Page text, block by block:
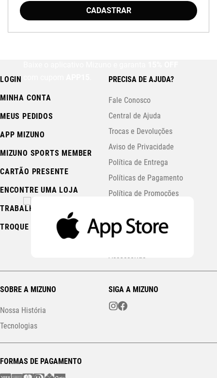
CADASTRAR
LOGIN
MINHA CONTA
MEUS PEDIDOS
APP MIZUNO
MIZUNO SPORTS MEMBER
CARTÃO PRESENTE
ENCONTRE UMA LOJA
TRABALHE CONOSCO
TROQUE AQUI
PRECISA DE AJUDA?
Fale Conosco
Central de Ajuda
Trocas e Devoluções
Aviso de Privacidade
Política de Entrega
Políticas de Pagamento
Política de Promoções
FAQ Running Station
Minha Loja Mizuno
Assessorias
SOBRE A MIZUNO
Nossa História
Tecnologias
SIGA A MIZUNO
FORMAS DE PAGAMENTO